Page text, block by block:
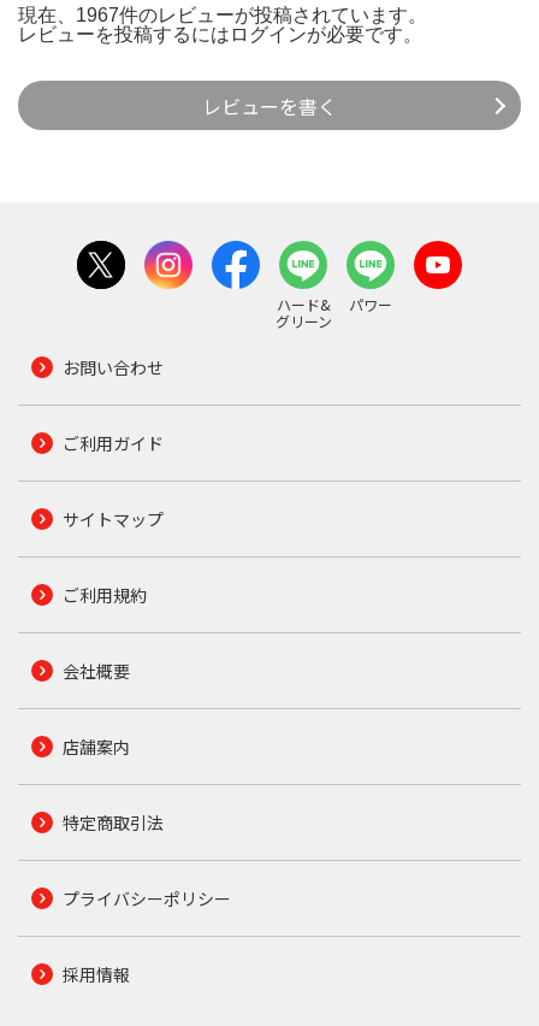
現在、1967件のレビューが投稿されています。
レビューを投稿するには ログインが必要です。
レビューを書く
ハード&
グリーン
パワー
お問い合わせ
ご利用ガイド
サイトマップ
ご利用規約
会社概要
店舗案内
特定商取引法
プライバシーポリシー
採用情報